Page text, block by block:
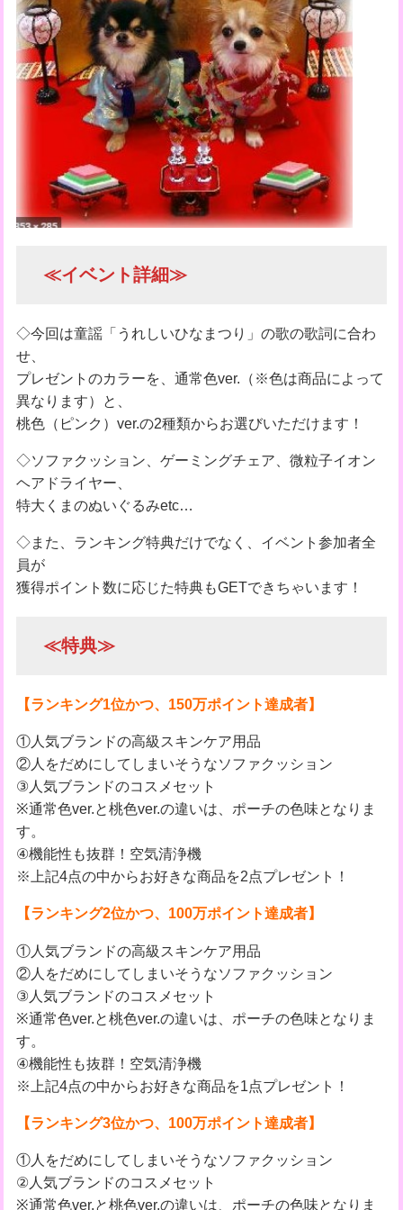
≪イベント詳細≫
◇今回は童謡「うれしいひなまつり」の歌の歌詞に合わ
せ、
プレゼントのカラーを、通常色ver.（※色は商品によって
異なります）と、
桃色（ピンク）ver.の2種類からお選びいただけます！
◇ソファクッション、ゲーミングチェア、微粒子イオン
ヘアドライヤー、
特大くまのぬいぐるみetc…
◇また、ランキング特典だけでなく、イベント参加者全
員が
獲得ポイント数に応じた特典もGETできちゃいます！
≪特典≫
【ランキング1位かつ、150万ポイント達成者】
①人気ブランドの高級スキンケア用品
②人をだめにしてしまいそうなソファクッション
③人気ブランドのコスメセット
※通常色ver.と桃色ver.の違いは、ポーチの色味となりま
す。
④機能性も抜群！空気清浄機
※上記4点の中からお好きな商品を2点プレゼント！
【ランキング2位かつ、100万ポイント達成者】
①人気ブランドの高級スキンケア用品
②人をだめにしてしまいそうなソファクッション
③人気ブランドのコスメセット
※通常色ver.と桃色ver.の違いは、ポーチの色味となりま
す。
④機能性も抜群！空気清浄機
※上記4点の中からお好きな商品を1点プレゼント！
【ランキング3位かつ、100万ポイント達成者】
①人をだめにしてしまいそうなソファクッション
②人気ブランドのコスメセット
※通常色ver.と桃色ver.の違いは、ポーチの色味となりま